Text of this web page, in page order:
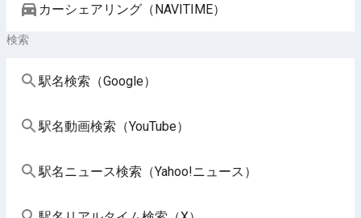
カーシェアリング（NAVITIME）
検索
駅名検索（Google）
駅名動画検索（YouTube）
駅名ニュース検索（Yahoo!ニュース）